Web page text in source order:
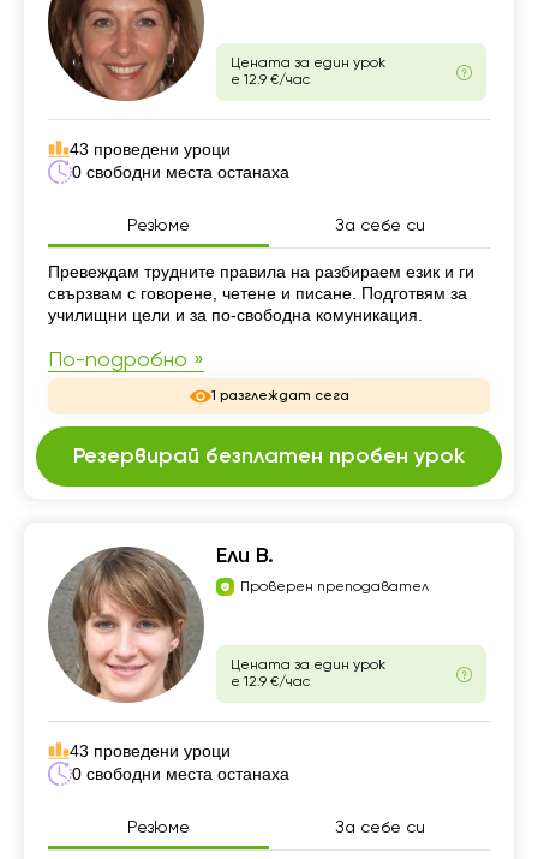
Цената за един урок
е 12.9 €/час
43 проведени уроци
0 свободни места останаха
Резюме За себе си
Резюме
Превеждам трудните правила на разбираем език и ги
свързвам с говорене, четене и писане. Подготвям за
училищни цели и за по-свободна комуникация.
По-подробно »
1 разглеждат сега
Резервирай безплатен пробен урок
Ели В.
Проверен преподавател
Цената за един урок
е 12.9 €/час
43 проведени уроци
0 свободни места останаха
Резюме За себе си